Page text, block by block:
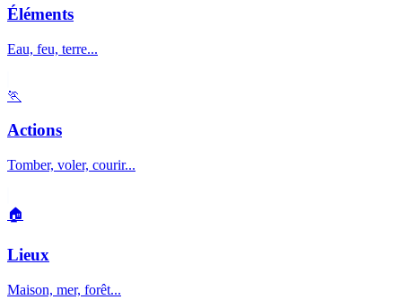
Éléments
Eau, feu, terre...
🏃
Actions
Tomber, voler, courir...
🏠
Lieux
Maison, mer, forêt...